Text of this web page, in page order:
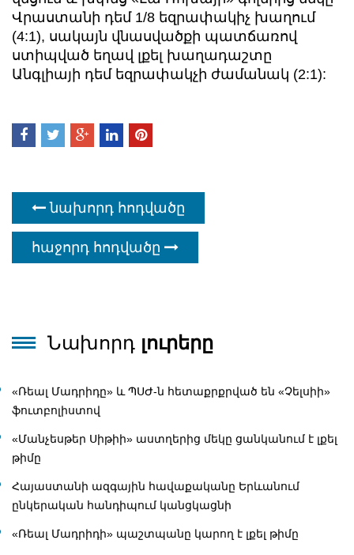
Վրաստանի դեմ 1/8 եզրափակիչ խաղում
(4:1), սակայն վնասվածքի պատճառով
ստիպված եղավ լքել խաղադաշտը
Անգլիայի դեմ եզրափակչի ժամանակ (2:1):
նախորդ հոդվածը
հաջորդ հոդվածը
Նախորդ լուրերը
«Ռեալ Մադրիդը» և ՊՍԺ-ն հետաքրքրված են «Չելսիի»
ֆուտբոլիստով
«Մանչեսթեր Սիթիի» աստղերից մեկը ցանկանում է լքել
թիմը
Հայաստանի ազգային հավաքականը Երևանում
ընկերական հանդիպում կանցկացնի
«Ռեալ Մադրիդի» պաշտպանը կարող է լքել թիմը